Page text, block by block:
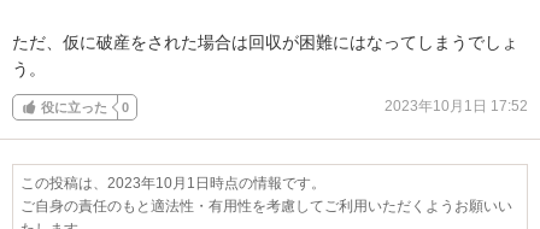
ただ、仮に破産をされた場合は回収が困難にはなってしまうでしょ
う。
役に立った 0 2023年10月1日 17:52
この投稿は、2023年10月1日時点の情報です。
ご自身の責任のもと適法性・有用性を考慮してご利用いただくようお願いい